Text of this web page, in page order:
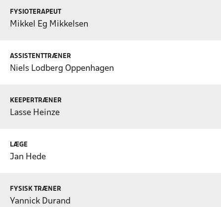
FYSIOTERAPEUT
Mikkel Eg Mikkelsen
ASSISTENTTRÆNER
Niels Lodberg Oppenhagen
KEEPERTRÆNER
Lasse Heinze
LÆGE
Jan Hede
FYSISK TRÆNER
Yannick Durand